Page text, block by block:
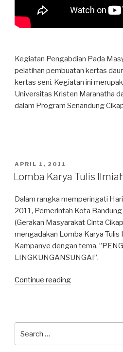
Kegiatan Pengabdian Pada
pelatihan pembuatan kertas
kertas seni. Kegiatan ini
Universitas Kristen Maranatha
dalam Program Senandung
POSTED
ON
APRIL 1, 2011
Lomba Karya Tulis
Dalam rangka memperingati
2011, Pemerintah Kota
(Gerakan Masyarakat Cinta
mengadakan Lomba Karya Tulis
Kampanye dengan tema,
LINGKUNGANSUNGAI”.
Continue reading